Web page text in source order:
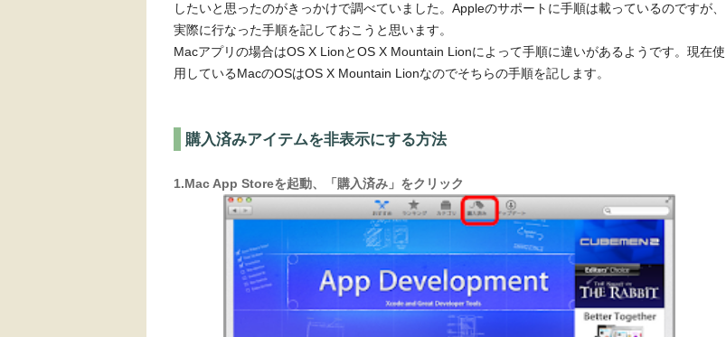
したいと思ったのがきっかけで調べていました。Appleのサポートに手順は載っているのですが、
実際に行なった手順を記しておこうと思います。
Macアプリの場合はOS X LionとOS X Mountain Lionによって手順に違いがあるようです。現在使
用しているMacのOSはOS X Mountain Lionなのでそちらの手順を記します。
購入済みアイテムを非表示にする方法
1.Mac App Storeを起動、「購入済み」をクリック